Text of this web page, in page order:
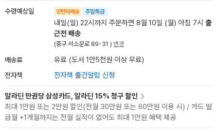
수령예상일 양탄자배송 주말특급
내일(일) 22시까지 주문하면 8월 10일 (월) 아침 7시 출
근전 배송
(중구 서소문로 89-31 ) 변경
배송료 유료 (도서 1만5천원 이상 무료)
전자책 전자책 출간알림 신청
알라딘 만권당 삼성카드, 알라딘 15% 청구 할인
최대 1만원 또는 2만원 할인(전월 30만원 또는 60만원 이용 시) / 카드 발
급월 +1개월까지는 전월 실적이 없어도 최대 1만원 혜택 제공